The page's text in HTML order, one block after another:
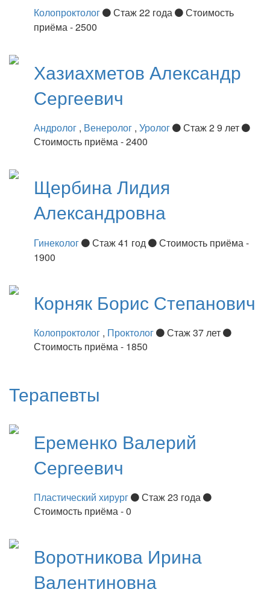
Колопроктолог Стаж 22 года
Стоимость
приёма - 2500
Хазиахметов Александр
Сергеевич
Андролог , Венеролог , Уролог
Стаж 2 9 лет
Стоимость приёма - 2400
ЩербинаЛидия
Александровна
Гинеколог Стаж 41 год
Стоимость приёма -
1900
Корняк Борис Степанович
Колопроктолог , Проктолог
Стаж 37 лет
Стоимость приёма - 1850
Терапевты
Еременко Валерий
Сергеевич
Пластический хирург
Стаж 23 года
Стоимость приёма - 0
Воротникова Ирина
Валентиновна